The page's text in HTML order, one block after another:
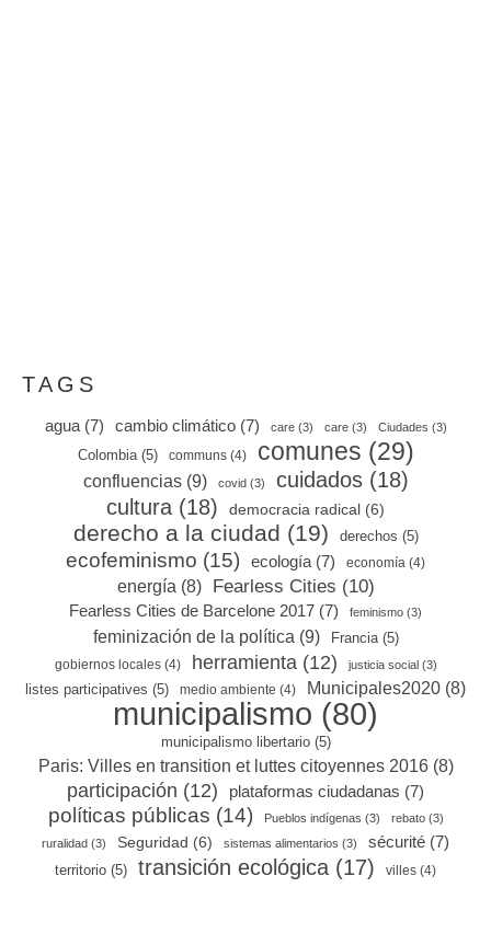
TAGS
agua(7) cambio climático(7) care(3) care(3) Ciudades (3)
Colombia(5) communs(4) comunes (29)
confluencias(9) covid(3) cuidados(18)
cultura (18) democracia radical (6)
derecho a la ciudad (19) derechos (5)
ecofeminismo (15) ecología (7) economía (4)
energía (8) Fearless Cities (10)
Fearless Cities de Barcelone 2017 (7) feminismo (3)
feminización de la política (9) Francia(5)
gobiernos locales(4) herramienta(12) justicia social(3)
listes participatives (5) medio ambiente (4) Municipales2020 (8)
municipalismo (80)
municipalismo libertario(5)
Paris: Villes en transition et luttes citoyennes 2016(8)
participación (12) plataformas ciudadanas (7)
políticas públicas (14) Pueblos indígenas (3) rebato(3)
ruralidad (3) Seguridad (6) sistemas alimentarios (3) sécurité (7)
territorio (5) transición ecológica (17) villes (4)